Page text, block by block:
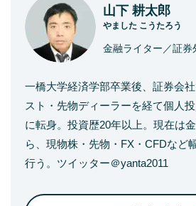
山下 耕太郎
やました こうたろう
金融ライター／証券
一橋大学経済学部卒業後、証券会
スト・先物ディーラーを経て個人
に転身。投資歴20年以上。現在は
ら、現物株・先物・FX・CFDなど
行う。ツイッター＠yanta2011